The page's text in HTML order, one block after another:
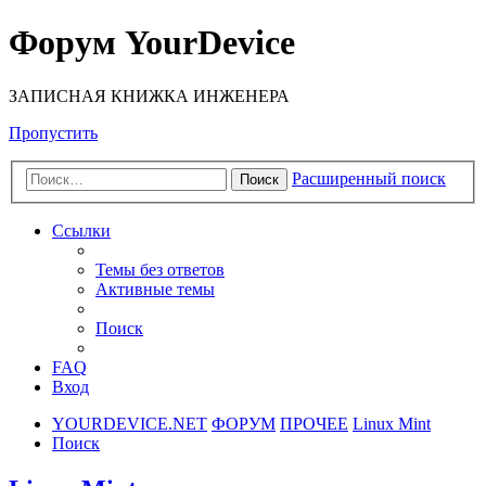
Форум YourDevice
ЗАПИСНАЯ КНИЖКА ИНЖЕНЕРА
Пропустить
Поиск Расширенный поиск
Ссылки
Темы без ответов
Активные темы
Поиск
FAQ
Вход
YOURDEVICE.NET ФОРУМ ПРОЧЕЕ Linux Mint
Поиск